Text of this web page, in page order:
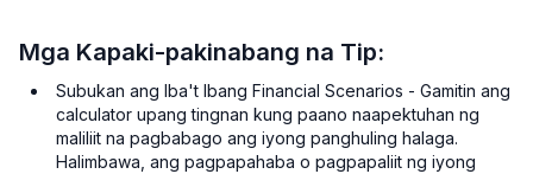
Mga Kapaki-pakinabang na Tip:
Subukan ang Iba't Ibang Financial Scenarios - Gamitin ang
calculator upang tingnan kung paano naapektuhan ng
maliliit na pagbabago ang iyong panghuling halaga.
Halimbawa, ang pagpapahaba o pagpapaliit ng iyong